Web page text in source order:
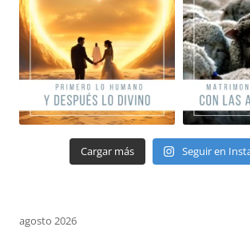
Cargar más Seguir en
agosto 2026